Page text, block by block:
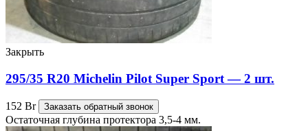
Закрыть
295/35 R20 Michelin Pilot Super Sport — 2 шт.
152 Br Заказать обратный звонок
Остаточная глубина протектора 3,5-4 мм.